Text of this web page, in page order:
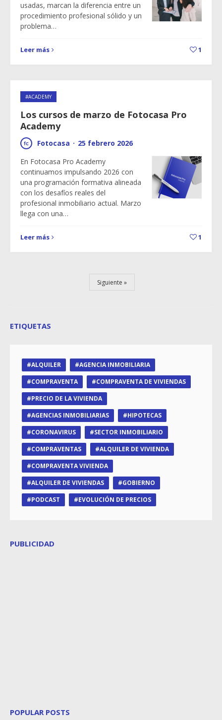
usadas, marcan la diferencia entre un
procedimiento profesional sólido y un
problema…
Leer más 1
#ACADEMY
Los cursos de marzo de Fotocasa Pro
Academy
Fotocasa · 25 febrero 2026
En Fotocasa Pro Academy
continuamos impulsando 2026 con
una programación formativa alineada
con los desafíos reales del
profesional inmobiliario actual. Marzo
llega con una…
Leer más 1
Siguiente
ETIQUETAS
ALQUILER
AGENCIA INMOBILIARIA
COMPRAVENTA
COMPRAVENTA DE VIVIENDAS
PRECIO DE LA VIVIENDA
AGENCIAS INMOBILIARIAS
HIPOTECAS
CORONAVIRUS
SECTOR INMOBILIARIO
COMPRAVENTAS
ALQUILER DE VIVIENDA
COMPRAVENTA VIVIENDA
ALQUILER DE VIVIENDAS
GOBIERNO
PODCAST
EVOLUCIÓN DE PRECIOS
PUBLICIDAD
POPULAR POSTS